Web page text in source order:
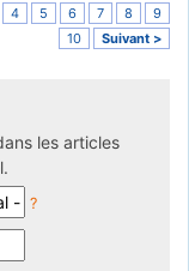
4 5 6 7 8
9
10
Suivant >
les articles
?